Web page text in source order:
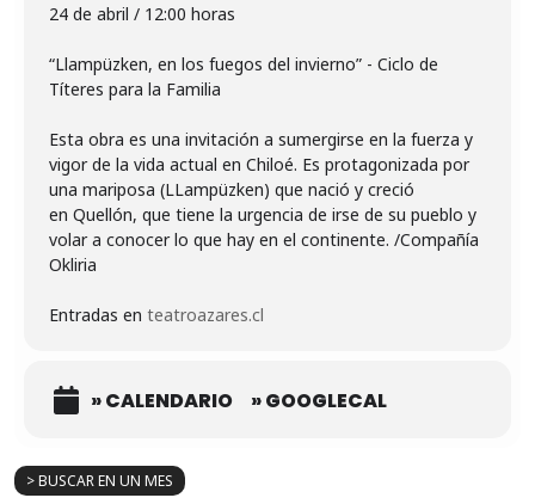
> BUSCAR EN UN MES
24 de abril / 12:00 horas
“Llampüzken, en los fuegos del invierno” - Ciclo de
Títeres para la Familia
Esta obra es una invitación a sumergirse en la fuerza y
vigor de la vida actual en Chiloé. Es protagonizada por
una mariposa (LLampüzken) que nació y creció
en Quellón, que tiene la urgencia de irse de su pueblo y
volar a conocer lo que hay en el continente. /Compañía
Okliria
Entradas en teatroazares.cl
» CALENDARIO » GOOGLECAL